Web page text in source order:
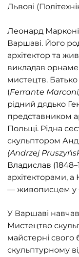
Львові
Леонард Марконі
Варшаві. Його
архітектор та
викладав
мистецтв.
(Ferrante Marconi,
рідний дядько
представником
Польщі. Рідна
скульптором
(Andrzej Pruszyń
Владислав
архітекторами, а
— живописцем у
У Варшаві
Мистецтво
майстерні свого
скульптурному